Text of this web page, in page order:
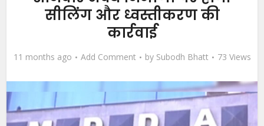
सीलिंग और ध्वस्तीकरण की
कार्रवाई
11 months ago Add Comment by Subodh Bhatt 73 Views